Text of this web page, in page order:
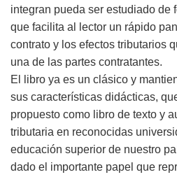
integran pueda ser estudiado de
que facilita al lector un rápido
contrato y los efectos tributarios
una de las partes contratantes.
El libro ya es un clásico y
sus características didácticas,
propuesto como libro de texto y
tributaria en reconocidas
educación superior de nuestro
dado el importante papel que